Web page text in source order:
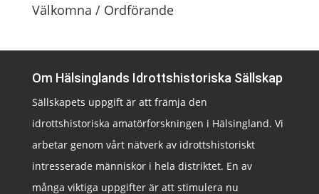
Välkomna / Ordförande
Om Hälsinglands Idrottshistoriska Sällskap
Sällskapets uppgift är att främja den
idrottshistoriska amatörforskningen i Hälsingland. Vi
arbetar genom vårt nätverk av idrottshistoriskt
intresserade människor i hela distriktet. En av
många viktiga uppgifter är att stimulera nu